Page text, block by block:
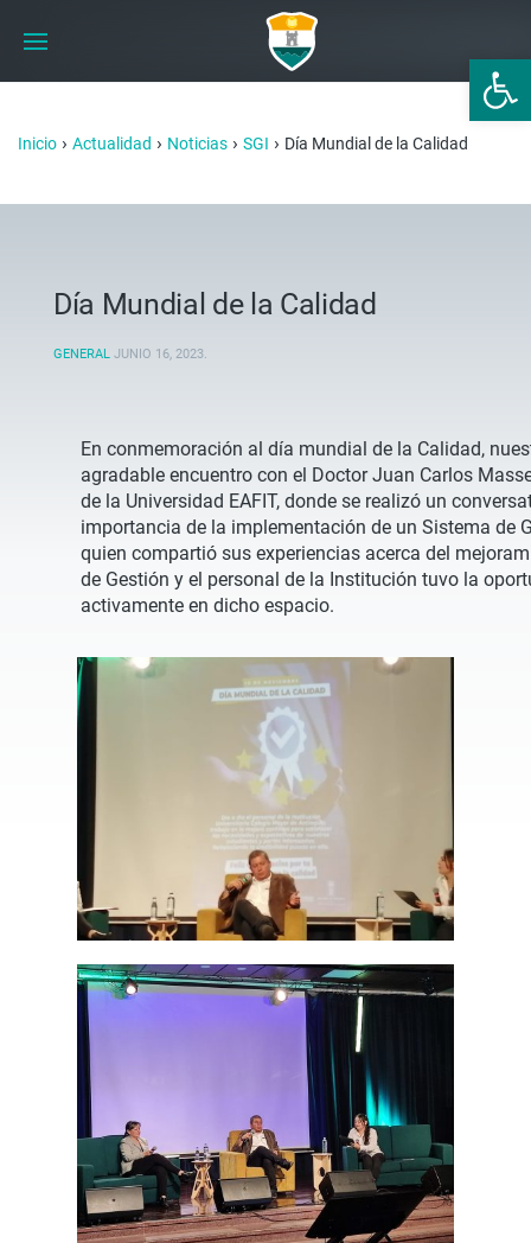
Abrir
Inicio › Actualidad › Noticias › SGI › Día Mundial de la Calidad
Día Mundial de la Calidad
GENERAL JUNIO 16, 2023.
En conmemoración al día mundial de la Calidad,
agradable encuentro con el Doctor Juan Carlos
de la Universidad EAFIT, donde se realizó un
importancia de la implementación de un Sistema de
quien compartió sus experiencias acerca del
de Gestión y el personal de la Institución tuvo la
activamente en dicho espacio.